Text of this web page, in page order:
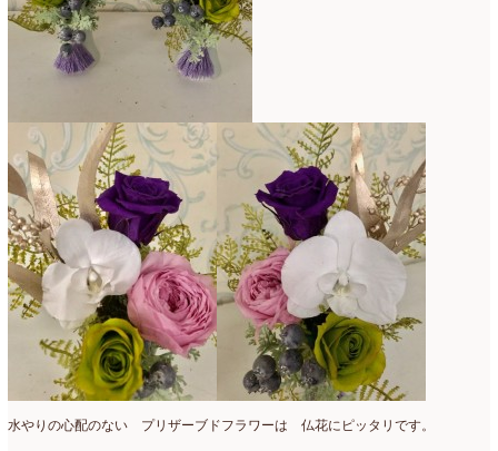
水やりの心配のない プリザーブドフラワーは 仏花にピッタリです。